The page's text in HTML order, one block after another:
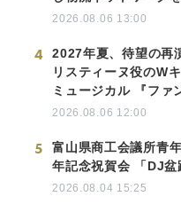
2026.08.06 13:00
4
2027年夏、待望の再
リスティーヌ役のW
ミュージカル 『ファ
2026.08.06 12:00
5
富山県商工会議所青
年記念祝賀会 「DJ
2026.08.04 15:25